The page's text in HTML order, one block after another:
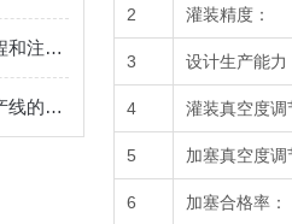
胶原蛋白灌装机的操作流程和注意事项
预充式导管冲洗器灌装生产线的性能特点
2 灌装精度：
3 设计生产能力
4 灌装真空度调
5 加塞真空度调
6 加塞合格率：